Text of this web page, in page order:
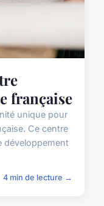
française
unique pour
Ce centre
développement
4 min de lecture →